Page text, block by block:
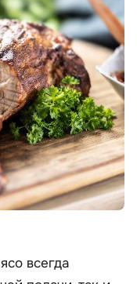
всегда